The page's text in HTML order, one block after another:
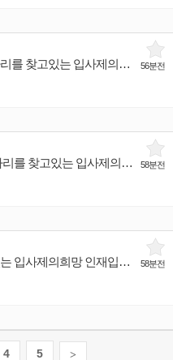
56분전
경기 여주시 에서 뷰티/화장품류 일자리를 찾고있는 입사제의희망 인재입니다.
58분전
부산 전체 에서 가구/침구/리빙류 일자리를 찾고있는 입사제의희망 인재입니다.
58분전
대구 전체 에서 의류 일자리를 찾고있는 입사제의희망 인재입니다.
4 5 >